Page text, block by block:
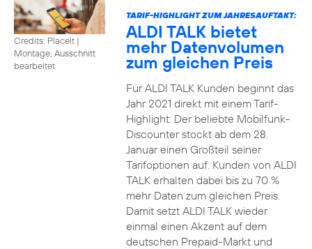
Credits: Placeit |
Montage, Ausschnitt
bearbeitet
TARIF-HIGHLIGHT ZUM JAHRESAUFTAKT:
ALDI TALK bietet
mehr Datenvolumen
zum gleichen Preis
Für ALDI TALK Kunden beginnt das
Jahr 2021 direkt mit einem Tarif-
Highlight: Der beliebte Mobilfunk-
Discounter stockt ab dem 28.
Januar einen Großteil seiner
Tarifoptionen auf. Kunden von ALDI
TALK erhalten dabei bis zu 70 %
mehr Daten zum gleichen Preis.
Damit setzt ALDI TALK wieder
einmal einen Akzent auf dem
deutschen Prepaid-Markt und